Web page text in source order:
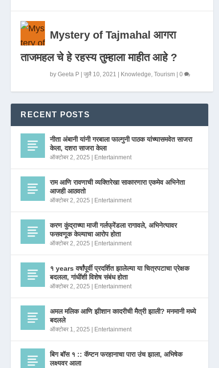
Mystery of Tajmahal आगरा
ताजमहल चे हे रहस्य तुम्हाला माहीत आहे ?
byGeeta P |जुलै 10, 2021 Knowledge,Tourism |0
RECENT POSTS
नीता अंबानी यांनी गरबाला फाल्गुनी पाठक यांच्यासमवेत साजरा
केला, दशरा साजरा केला
ऑक्टोबर 2, 2025 Entertainment
राम आणि रावणाची व्यक्तिरेखा साकारणारा एकमेव अभिनेता
आजही आठवतो
ऑक्टोबर 2, 2025 Entertainment
करण कुंद्राच्या माजी गर्लफ्रेंडला रागावले, अभिनेत्यावर
फसवणूक केल्याचा आरोप होता
ऑक्टोबर 2, 2025 Entertainment
१ years वर्षांपूर्वी प्रदर्शित झालेल्या या चित्रपटाचा प्रेक्षक
बदलला, गांधींशी विशेष संबंध होता
ऑक्टोबर 2, 2025 Entertainment
अमल मलिक आणि झीशान कादरीची मैत्री झाली? मनमानी मध्ये
बदलले
ऑक्टोबर 1, 2025 Entertainment
बिग बॉस १ :: कॅप्टन फरहानाचा पारा उंच झाला, अभिषेक
लक्ष्यवर आला